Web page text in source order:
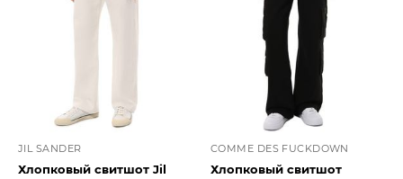
JIL SANDER
Хлопковый свитшот Jil
COMME DES FUCKDOWN
Хлопковый свитшот